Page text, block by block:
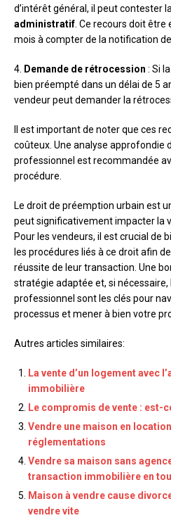
d’intérêt général, il peut contester
administratif . Ce recours doit
mois à compter de la notification
4. Demande de rétrocession : Si
bien préempté dans un délai de 5
vendeur peut demander la
Il est important de noter que ces
coûteux. Une analyse approfondie
professionnel est recommandée
procédure.
Le droit de préemption urbain est
peut significativement impacter la
Pour les vendeurs, il est crucial de
les procédures liés à ce droit afin
réussite de leur transaction. Une
stratégie adaptée et, si nécessaire,
professionnel sont les clés pour
processus et mener à bien votre
Autres articles similaires:
La vente d’un logement avec
immobilière
Le compromis de vente : est-
Vendre une maison en
réglementations
Vendre sa maison sans
transaction immobilière en
Maison à vendre cause
vendre vite